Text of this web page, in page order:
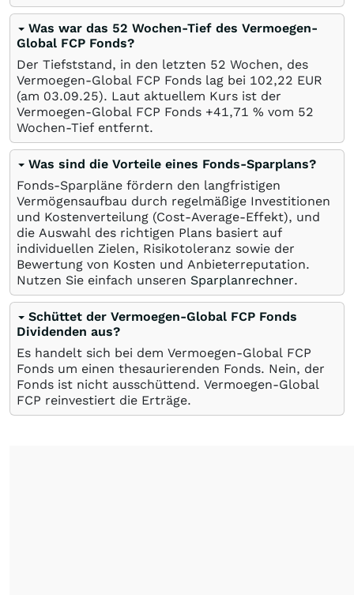
Was war das 52 Wochen-Tief des Vermoegen-
Global FCP Fonds?
Der Tiefststand, in den letzten 52 Wochen, des
Vermoegen-Global FCP Fonds lag bei 102,22 EUR
(am 03.09.25). Laut aktuellem Kurs ist der
Vermoegen-Global FCP Fonds +41,71 % vom 52
Wochen-Tief entfernt.
Was sind die Vorteile eines Fonds-Sparplans?
Fonds-Sparpläne fördern den langfristigen
Vermögensaufbau durch regelmäßige Investitionen
und Kostenverteilung (Cost-Average-Effekt), und
die Auswahl des richtigen Plans basiert auf
individuellen Zielen, Risikotoleranz sowie der
Bewertung von Kosten und Anbieterreputation.
Nutzen Sie einfach unseren Sparplanrechner.
Schüttet der Vermoegen-Global FCP Fonds
Dividenden aus?
Es handelt sich bei dem Vermoegen-Global FCP
Fonds um einen thesaurierenden Fonds. Nein, der
Fonds ist nicht ausschüttend. Vermoegen-Global
FCP reinvestiert die Erträge.